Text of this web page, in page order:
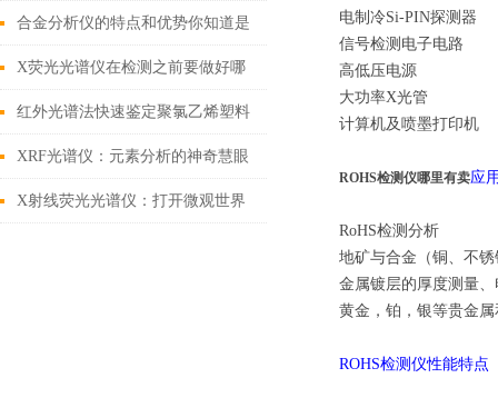
理、样品前处理与全场景应用解析
合金分析仪的特点和优势你知道是
哪些吗？
X荧光光谱仪在检测之前要做好哪
些事项呢？
红外光谱法快速鉴定聚氯乙烯塑料
中增塑剂邻苯二甲酸酯
XRF光谱仪：元素分析的神奇慧眼
X射线荧光光谱仪：打开微观世界
电制冷Si-PIN探测器
信号检测电子电路
高低压电源
大功率X光管
计算机及喷墨打印机
ROHS检测仪哪里有卖应
RoHS检测分析
地矿与合金（铜、不
金属镀层的厚度测量
黄金，铂，银等贵金
ROHS检测仪性能特点